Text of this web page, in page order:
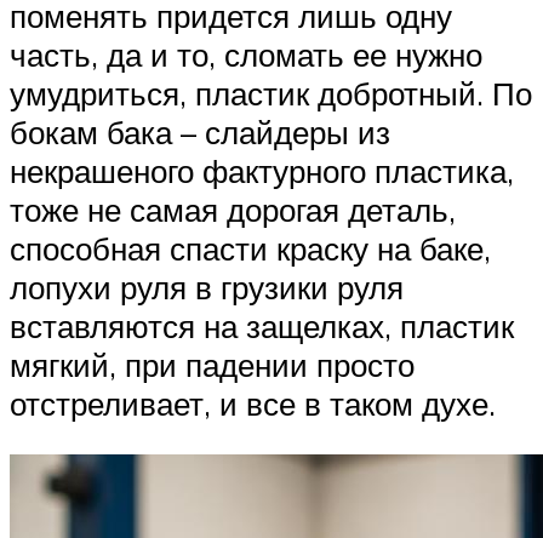
поменять придется лишь одну
часть, да и то, сломать ее нужно
умудриться, пластик добротный. По
бокам бака – слайдеры из
некрашеного фактурного пластика,
тоже не самая дорогая деталь,
способная спасти краску на баке,
лопухи руля в грузики руля
вставляются на защелках, пластик
мягкий, при падении просто
отстреливает, и все в таком духе.